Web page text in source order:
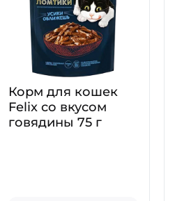
Корм для кошек
Felix со вкусом
говядины 75 г